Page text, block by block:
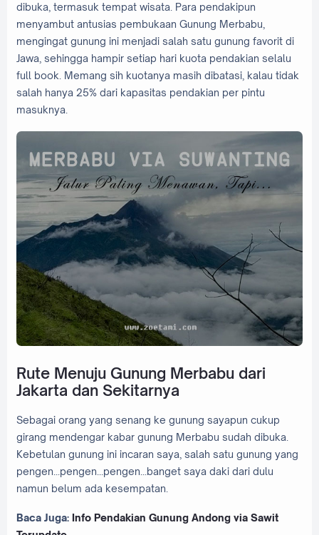
dibuka, termasuk tempat wisata. Para pendakipun
menyambut antusias pembukaan Gunung Merbabu,
mengingat gunung ini menjadi salah satu gunung favorit di
Jawa, sehingga hampir setiap hari kuota pendakian selalu
full book. Memang sih kuotanya masih dibatasi, kalau tidak
salah hanya 25% dari kapasitas pendakian per pintu
masuknya.
Rute Menuju Gunung Merbabu dari
Jakarta dan Sekitarnya
Sebagai orang yang senang ke gunung sayapun cukup
girang mendengar kabar gunung Merbabu sudah dibuka.
Kebetulan gunung ini incaran saya, salah satu gunung yang
pengen...pengen...pengen...banget saya daki dari dulu
namun belum ada kesempatan.
Baca Juga: Info Pendakian Gunung Andong via Sawit